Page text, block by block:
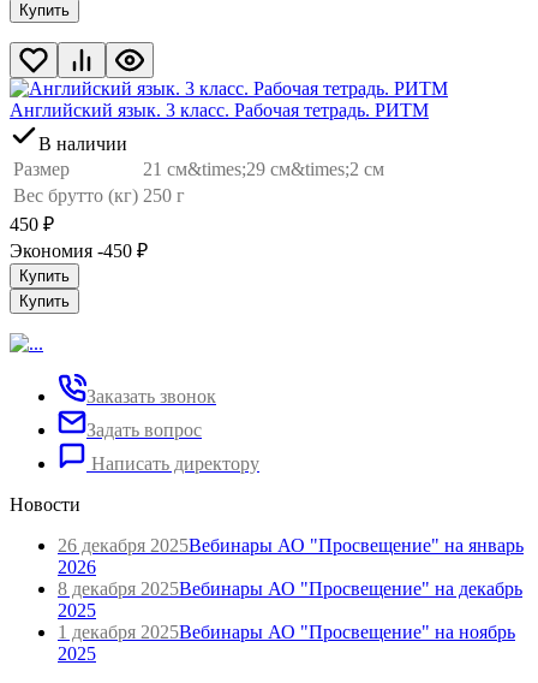
Купить
Английский язык. 3 класс. Рабочая тетрадь. РИТМ
В наличии
Размер
21 см&times;29 см&times;2 см
Вес брутто (кг) 250 г
450 ₽
Экономия -450 ₽
Купить
Купить
Заказать звонок
Задать вопрос
Написать директору
Новости
26 декабря 2025Вебинары АО "Просвещение" на январь
2026
8 декабря 2025Вебинары АО "Просвещение" на декабрь
2025
1 декабря 2025Вебинары АО "Просвещение" на ноябрь
2025